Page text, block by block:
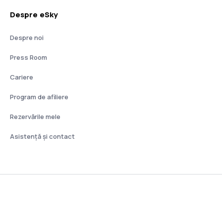
Despre eSky
Despre noi
Press Room
Cariere
Program de afiliere
Rezervările mele
Asistenţă şi contact